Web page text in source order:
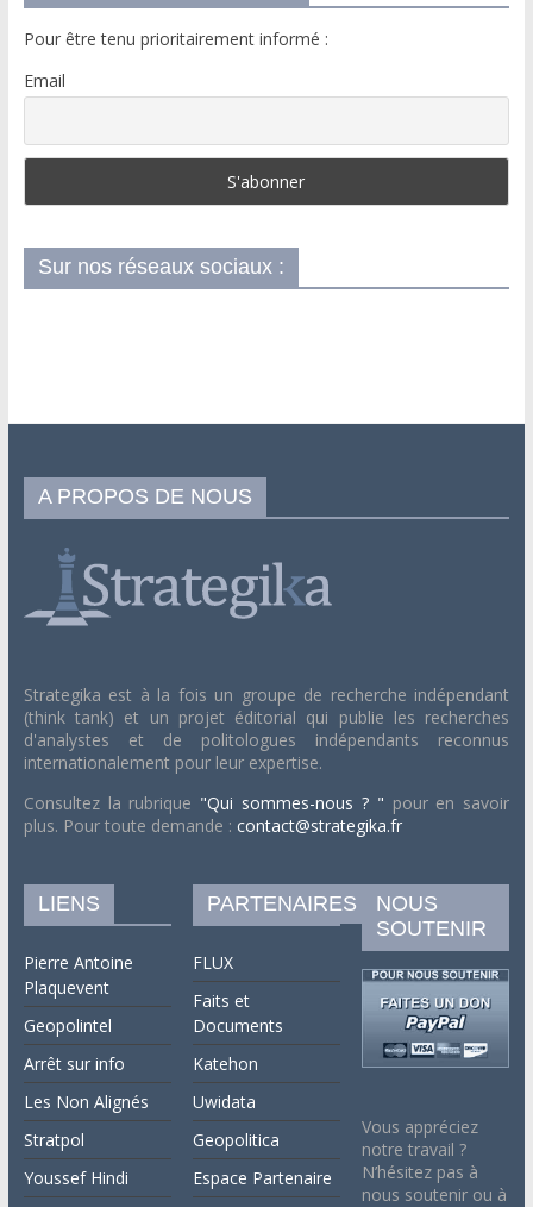
Pour être tenu prioritairement informé :
Email
Sur nos réseaux sociaux :
A PROPOS DE NOUS
Strategika est à la fois un groupe de recherche indépendant
(think tank) et un projet éditorial qui publie les recherches
d'analystes et de politologues indépendants reconnus
internationalement pour leur expertise.
Consultez la rubrique "Qui sommes-nous ? " pour en savoir
plus. Pour toute demande : contact@strategika.fr
LIENS
Pierre Antoine
Plaquevent
Geopolintel
Arrêt sur info
Les Non Alignés
Stratpol
Youssef Hindi
PARTENAIRES
FLUX
Faits et
Documents
Katehon
Uwidata
Geopolitica
Espace Partenaire
NOUS
SOUTENIR
Vous appréciez
notre travail ?
N’hésitez pas à
nous soutenir ou à